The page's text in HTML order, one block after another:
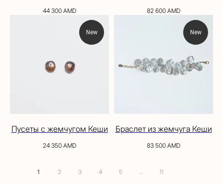
44 300 AMD 82 600 AMD
New
Пусеты с жемчугом Кеши
24 350 AMD
New
Браслет из жемчуга Кеши
83 500 AMD
1 2 3 4 5 ... 11